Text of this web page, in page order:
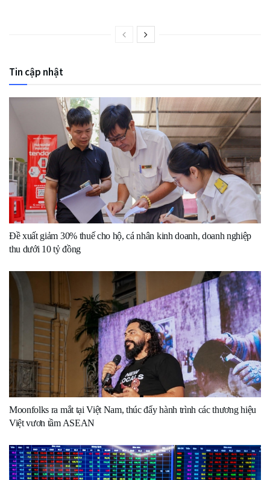
Tin cập nhật
Đề xuất giảm 30% thuế cho hộ, cá nhân kinh doanh, doanh nghiệp
thu dưới 10 tỷ đồng
Moonfolks ra mắt tại Việt Nam, thúc đẩy hành trình các thương hiệu
Việt vươn tầm ASEAN